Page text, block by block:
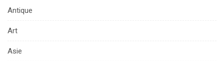
Antique
Art
Asie